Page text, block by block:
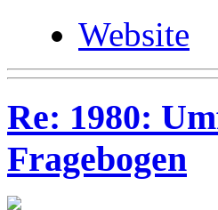
Website
Re: 1980:
Fragebogen